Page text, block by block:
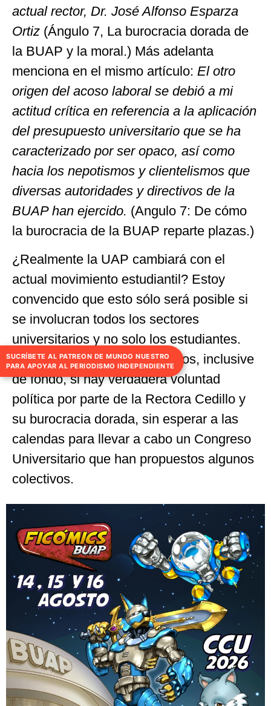
actual rector, Dr. José Alfonso Esparza
Ortiz (Ángulo 7, La burocracia dorada de
la BUAP y la moral.) Más adelanta
menciona en el mismo artículo: El otro
origen del acoso laboral se debió a mi
actitud crítica en referencia a la aplicación
del presupuesto universitario que se ha
caracterizado por ser opaco, así como
hacia los nepotismos y clientelismos que
diversas autoridades y directivos de la
BUAP han ejercido. (Angulo 7: De cómo
la burocracia de la BUAP reparte plazas.)
¿Realmente la UAP cambiará con el
actual movimiento estudiantil? Estoy
convencido que esto sólo será posible si
se involucran todos los sectores
universitarios y no solo los estudiantes.
Se pueden ir haciendo cambios, inclusive
de fondo, si hay verdadera voluntad
política por parte de la Rectora Cedillo y
su burocracia dorada, sin esperar a las
calendas para llevar a cabo un Congreso
Universitario que han propuestos algunos
colectivos.
SUCRÍBETE AL PATREON DE MUNDO NUESTRO
PARA APOYAR AL PERIODISMO INDEPENDIENTE